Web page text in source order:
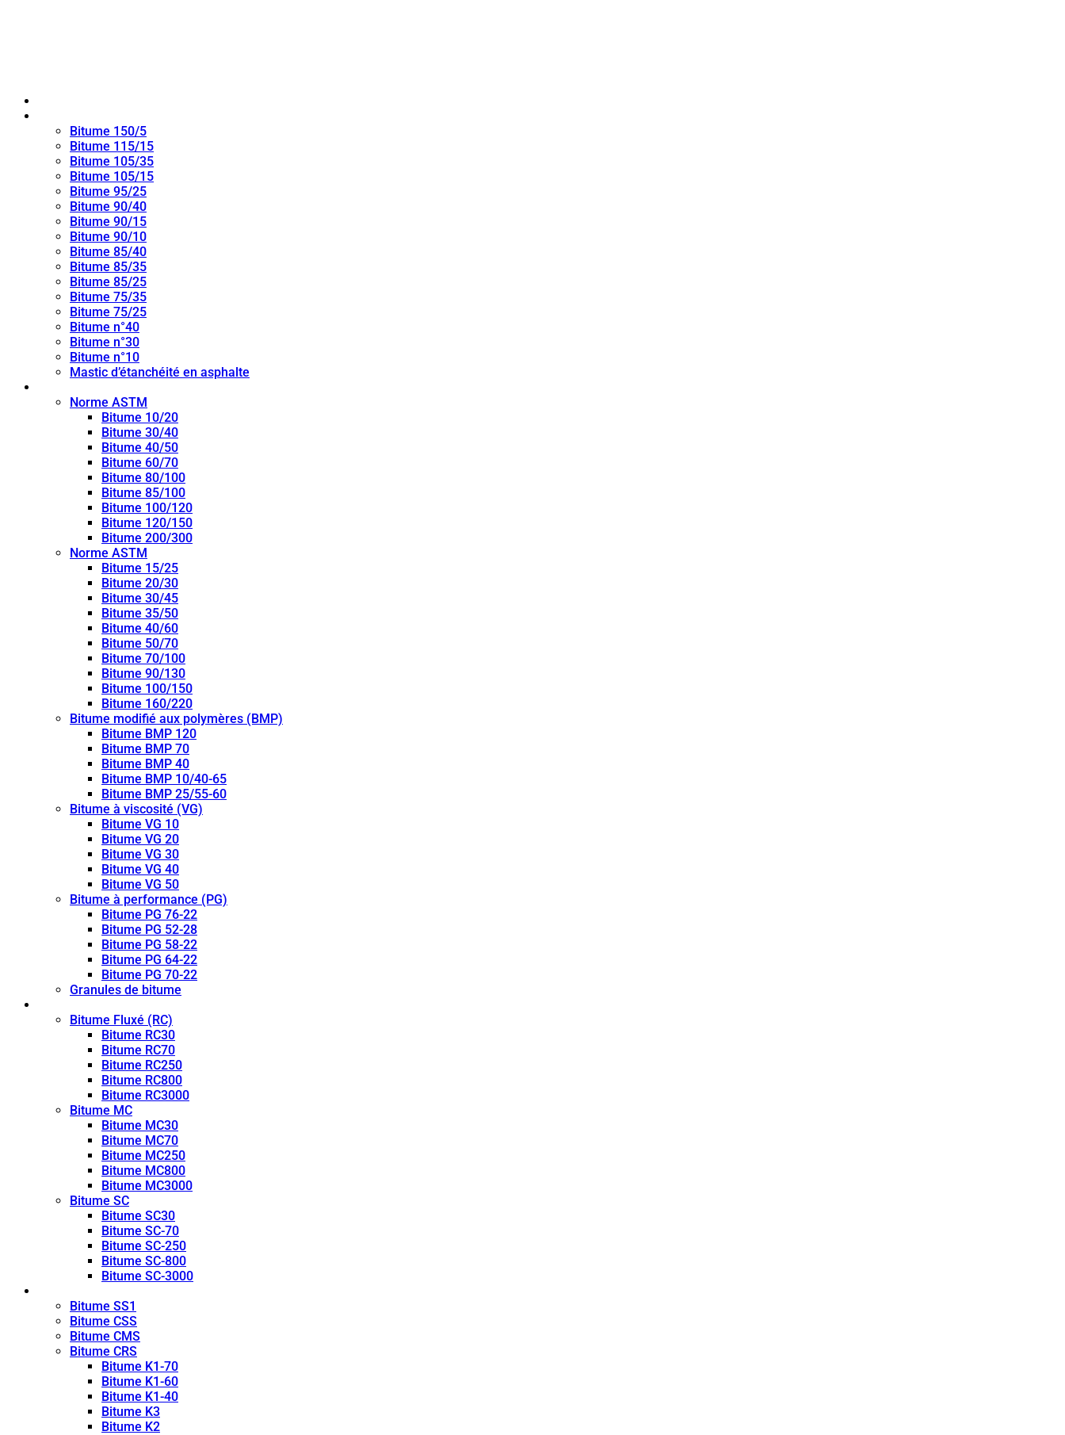
Bitume 150/5
Bitume 115/15
Bitume 105/35
Bitume 105/15
Bitume 95/25
Bitume 90/40
Bitume 90/15
Bitume 90/10
Bitume 85/40
Bitume 85/35
Bitume 85/25
Bitume 75/35
Bitume 75/25
Bitume n°40
Bitume n°30
Bitume n°10
Mastic d’étanchéité en asphalte
Norme ASTM
Bitume 10/20
Bitume 30/40
Bitume 40/50
Bitume 60/70
Bitume 80/100
Bitume 85/100
Bitume 100/120
Bitume 120/150
Bitume 200/300
Norme ASTM
Bitume 15/25
Bitume 20/30
Bitume 30/45
Bitume 35/50
Bitume 40/60
Bitume 50/70
Bitume 70/100
Bitume 90/130
Bitume 100/150
Bitume 160/220
Bitume modifié aux polymères (BMP)
Bitume BMP 120
Bitume BMP 70
Bitume BMP 40
Bitume BMP 10/40-65
Bitume BMP 25/55-60
Bitume à viscosité (VG)
Bitume VG 10
Bitume VG 20
Bitume VG 30
Bitume VG 40
Bitume VG 50
Bitume à performance (PG)
Bitume PG 76-22
Bitume PG 52-28
Bitume PG 58-22
Bitume PG 64-22
Bitume PG 70-22
Granules de bitume
Bitume Fluxé (RC)
Bitume RC30
Bitume RC70
Bitume RC250
Bitume RC800
Bitume RC3000
Bitume MC
Bitume MC30
Bitume MC70
Bitume MC250
Bitume MC800
Bitume MC3000
Bitume SC
Bitume SC30
Bitume SC-70
Bitume SC-250
Bitume SC-800
Bitume SC-3000
Bitume SS1
Bitume CSS
Bitume CMS
Bitume CRS
Bitume K1-70
Bitume K1-60
Bitume K1-40
Bitume K3
Bitume K2